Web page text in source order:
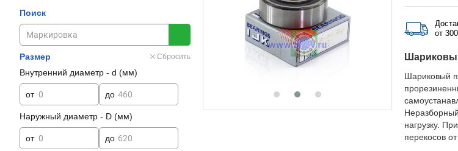
Поиск
Размер Сбросить
Внутренний диаметр - d (мм)
от до
Наружный диаметр - D (мм)
от до
от
Шариковый
нагрузку.
перекосов